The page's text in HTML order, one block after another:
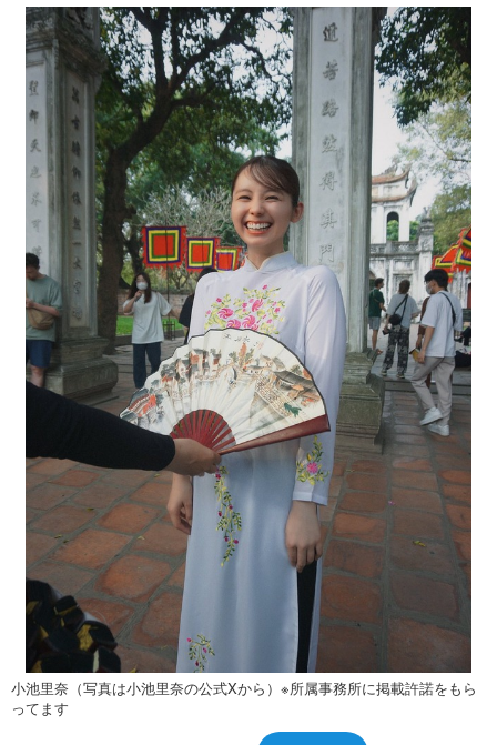
ショッピング その他
その他
小池里奈（写真は小池里奈の公式Xから）※所属事務所に掲載許諾をもら
ってます